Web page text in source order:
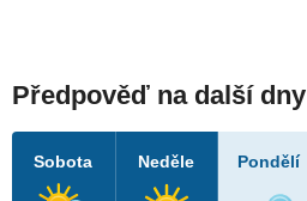
Předpověď na další dny
Sobota Neděle Pondělí